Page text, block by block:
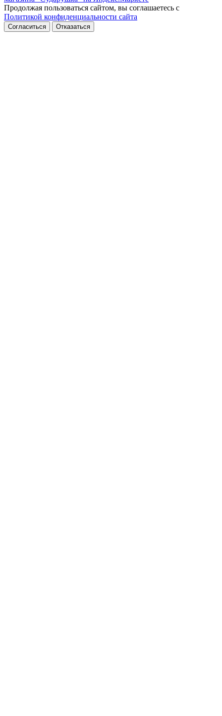
Продолжая пользоваться сайтом, вы соглашаетесь с
Политикой конфиденциальности сайта
Согласиться Отказаться